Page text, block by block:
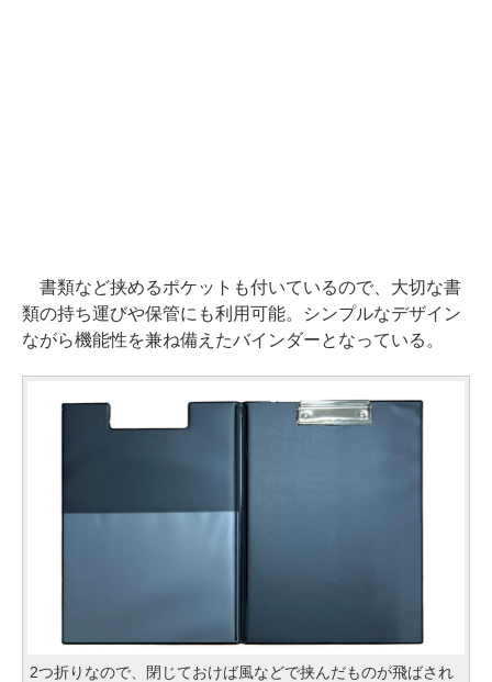
書類など挟めるポケットも付いているので、大切な書
類の持ち運びや保管にも利用可能。シンプルなデザイン
ながら機能性を兼ね備えたバインダーとなっている。
2つ折りなので、閉じておけば風などで挟んだものが飛ばされ